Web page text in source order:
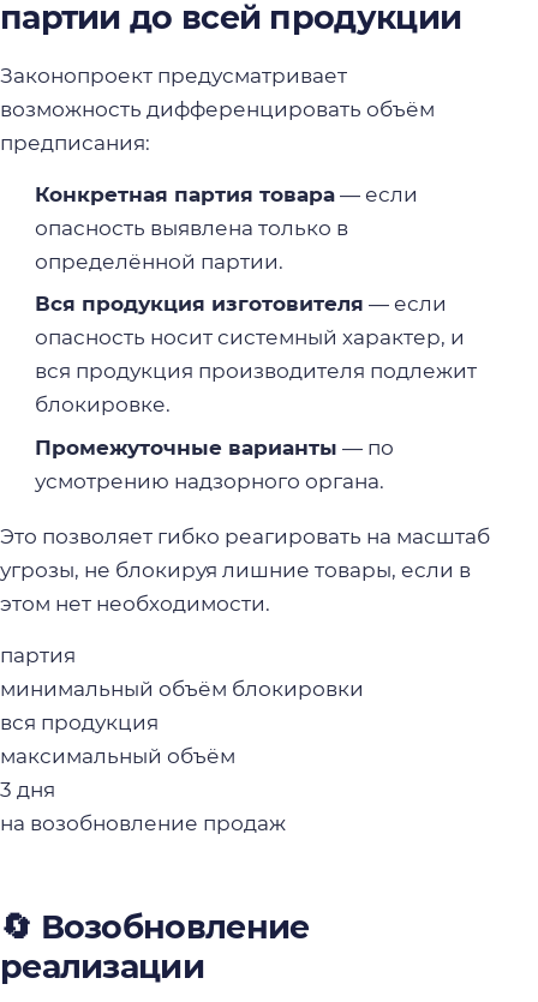
партии до всей продукции
Законопроект предусматривает
возможность дифференцировать объём
предписания:
Конкретная партия товара— если
опасность выявлена только в
определённой партии.
Вся продукция изготовителя — если
опасность носит системный характер, и
вся продукция производителя подлежит
блокировке.
Промежуточные варианты — по
усмотрению надзорного органа.
Это позволяет гибко реагировать на масштаб
угрозы, не блокируя лишние товары, если в
этом нет необходимости.
партия
минимальный объём блокировки
вся продукция
максимальный объём
3 дня
на возобновление продаж
🔄 Возобновление
реализации